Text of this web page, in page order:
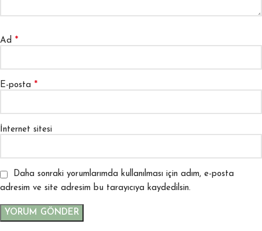
Ad *
E-posta *
İnternet sitesi
Daha sonraki yorumlarımda kullanılması için adım, e-posta
adresim ve site adresim bu tarayıcıya kaydedilsin.